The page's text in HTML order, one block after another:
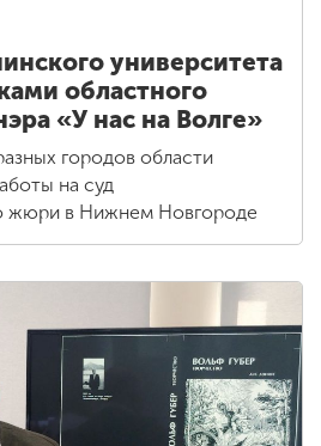
университета
областного
«У нас на Волге»
городов области
на суд
жюри в Нижнем Новгороде